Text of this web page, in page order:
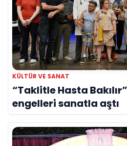
KÜLTÜR VE SANAT
“Taklitle Hasta
engelleri sanatla aştı